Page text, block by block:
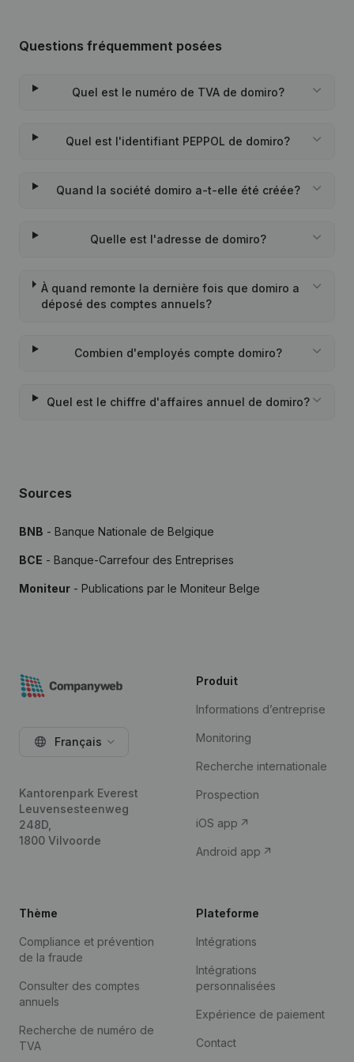
Questions fréquemment posées
Quel est le numéro de TVA de domiro?
Quel est l'identifiant PEPPOL de domiro?
Quand la société domiro a-t-elle été créée?
Quelle est l'adresse de domiro?
À quand remonte la dernière fois que domiro a
déposé des comptes annuels?
Combien d'employés compte domiro?
Quel est le chiffre d'affaires annuel de domiro?
Sources
BNB - Banque Nationale de Belgique
BCE - Banque-Carrefour des Entreprises
Moniteur - Publications par le Moniteur Belge
Français
Kantorenpark Everest
Leuvensesteenweg
248D,
1800 Vilvoorde
Produit
Informations d’entreprise
Monitoring
Recherche internationale
Prospection
iOS app
Android app
Thème
Compliance et prévention
de la fraude
Consulter des comptes
annuels
Recherche de numéro de
TVA
Plateforme
Intégrations
Intégrations
personnalisées
Expérience de paiement
Contact